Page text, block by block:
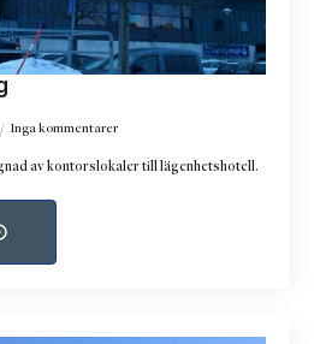
Inga kommentarer
av kontorslokaler till lägenhetshotell.